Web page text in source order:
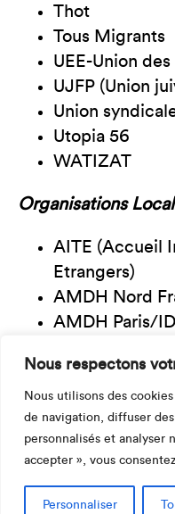
Nous respectons
Nous utilisons des
de navigation, diffuser
personnalisés et analyser
accepter », vous
Personnaliser
Thot
Tous Migrants
UEE-Union
UJFP (Union
Union
Utopia 56
WATIZAT
Organisations
AITE (Accueil
Etrangers)
AMDH Nord
AMDH Paris/
Assemblée
Assemblée
Assemblée
Assemblée
ASTI Aix-